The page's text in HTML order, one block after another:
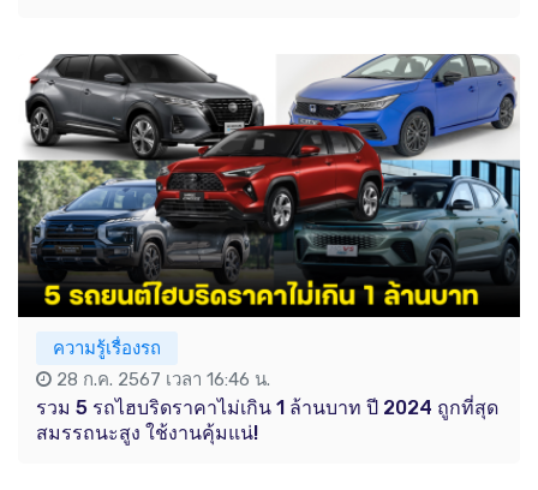
ความรู้เรื่องรถ
28 ก.ค. 2567 เวลา 16:46 น.
รวม 5 รถไฮบริดราคาไม่เกิน 1 ล้านบาท ปี 2024 ถูกที่สุด
สมรรถนะสูง ใช้งานคุ้มแน่!